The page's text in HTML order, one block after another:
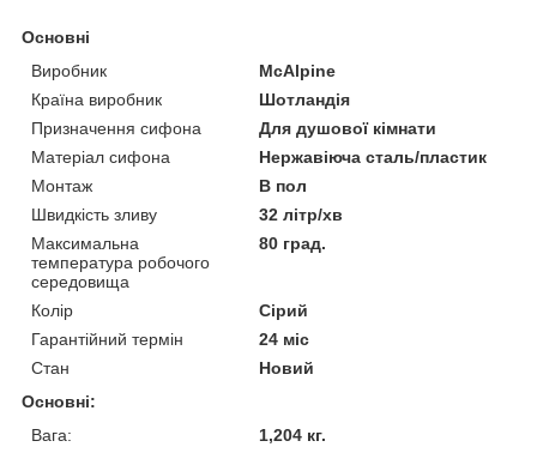
Основні
Виробник
McAlpine
Країна виробник
Шотландія
Призначення сифона
Для душової кімнати
Матеріал сифона
Нержавіюча сталь/пластик
Монтаж
В пол
Швидкість зливу
32 літр/хв
Максимальна
температура робочого
середовища
80 град.
Колір
Сірий
Гарантійний термін
24 міс
Стан
Новий
Основні:
Вага:
1,204 кг.